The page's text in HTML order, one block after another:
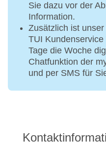
Sie dazu vor der
Information.
Zusätzlich ist
TUI
Tage die Woche
Chatfunktion der
und per SMS für